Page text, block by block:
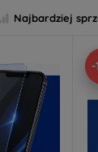
Najbardziej
-